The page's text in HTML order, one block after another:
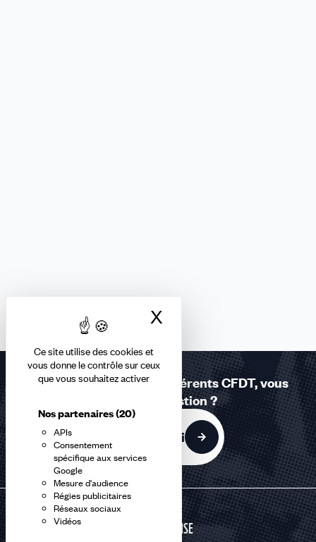
Ce site utilise des cookies et
vous donne le contrôle sur ceux
que vous souhaitez activer
Nos partenaires(20)
APIs
Consentement
spécifique aux services
Google
Mesure d'audience
Régies publicitaires
Réseaux sociaux
Vidéos
X
Réponses à la carte - Adhérents CFDT, vous
avez une question ?
C'est par ici
DÉFENSE